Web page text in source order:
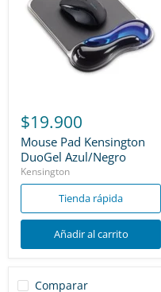
$19.900
Mouse Pad Kensington
DuoGel Azul/Negro
Kensington
Tienda rápida
Añadir al carrito
Comparar